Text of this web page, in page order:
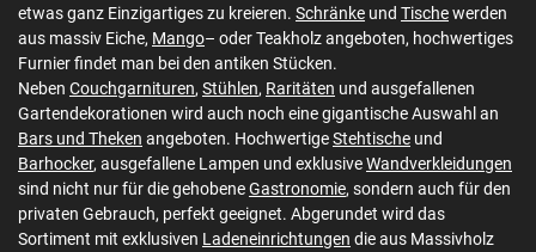
etwas ganz Einzigartiges zu kreieren. Schränke und Tischewerden
aus massiv Eiche, Mango– oder Teakholz angeboten, hochwertiges
Furnier findet man bei den antiken Stücken.
Neben Couchgarnituren, Stühlen, Raritäten und ausgefallenen
Gartendekorationen wird auch noch eine gigantische Auswahl an
Bars und Theken angeboten. HochwertigeStehtische und
Barhocker, ausgefallene Lampen und exklusiveWandverkleidungen
sind nicht nur für die gehobeneGastronomie, sondern auch für den
privaten Gebrauch, perfekt geeignet. Abgerundet wird das
Sortiment mit exklusiven Ladeneinrichtungen die aus Massivholz